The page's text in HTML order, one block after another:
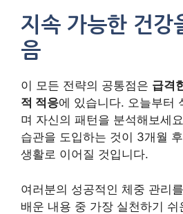
지속 가능한 건강
음
이 모든 전략의 공통점은 급격
적 적응에 있습니다. 오늘부터
며 자신의 패턴을 분석해보세
습관을 도입하는 것이 3개월
생활로 이어질 것입니다.
여러분의 성공적인 체중 관리
배운 내용 중 가장 실천하기